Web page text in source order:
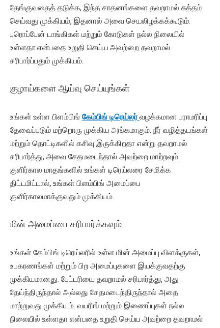
தேங்குவதைத் தடுக்க, இந்த சாதனங்களை தவறாமல் சுத்தம்
செய்வது முக்கியம், இதனால் அவை செயலிழக்கக்கூடும்.
புரொப்பேன் டாங்கிகள் மற்றும் கோடுகள் நல்ல நிலையில்
உள்ளதா என்பதை உறுதி செய்ய அவற்றை தவறாமல்
சரிபார்ப்பதும் முக்கியம்.
குழாய்களை ஆய்வு செய்யுங்கள்
உங்கள் உள்ள பிளம்பிங் கேம்பிங் டிரெய்லர்வழக்கமான பராமரிப்பு
தேவைப்படும் மற்றொரு முக்கிய அங்கமாகும். நீர் வழித்தடங்கள்
மற்றும் தொட்டிகளில் கசிவு இருக்கிறதா என்று தவறாமல்
சரிபார்த்து, அவை சேதமடைந்தால் அவற்றை மாற்றவும்.
குளிர்கால மாதங்களில் உங்கள் டிரெய்லரை சேமிக்க
திட்டமிட்டால், உங்கள் பிளம்பிங் அமைப்பை
குளிர்காலமாக்குவதும் முக்கியம்.
மின் அமைப்பை சரிபார்க்கவும்
உங்கள் கேம்பிங் டிரெய்லரில் உள்ள மின் அமைப்பு விளக்குகள்,
உபகரணங்கள் மற்றும் பிற அமைப்புகளை இயக்குவதற்கு
முக்கியமானது. பேட்டரியை தவறாமல் சரிபார்த்து, அது
தேய்ந்திருந்தால் அல்லது சேதமடைந்திருந்தால் அதை
மாற்றுவது முக்கியம். வயரிங் மற்றும் இணைப்புகள் நல்ல
நிலையில் உள்ளதா என்பதை உறுதி செய்ய அவற்றை தவறாமல்